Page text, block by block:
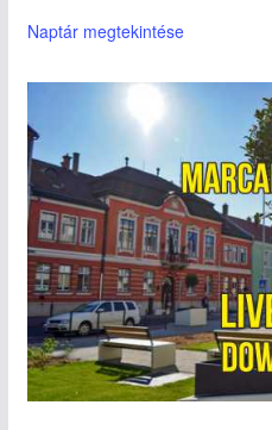
Naptár megtekintése